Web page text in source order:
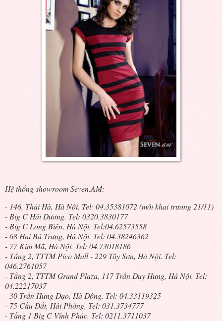
Hệ thống showroom Seven.AM:
- 146, Thái Hà, Hà Nội. Tel: 04.35381072 (mới khai trương 21/11)
- Big C Hải Dương. Tel: 0320.3830177
- Big C Long Biên, Hà Nội. Tel:04.62573558
- 68 Hai Bà Trưng, Hà Nội. Tel: 04.38246362
- 77 Kim Mã, Hà Nội. Tel: 04.73018186
- Tầng 2, TTTM Pico Mall - 229 Tây Sơn, Hà Nội. Tel:
046.2761057
- Tầng 2, TTTM Grand Plaza, 117 Trần Duy Hưng, Hà Nội. Tel:
04.22217037
- 30 Trần Hưng Đạo, Hà Đông. Tel: 04.33119325
- 75 Cầu Đất, Hải Phòng. Tel: 031.3734777
- Tầng 1 Big C Vĩnh Phúc. Tel: 0211.3711037